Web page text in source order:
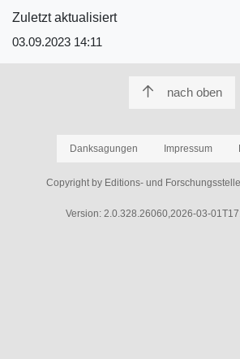
Zuletzt aktualisiert
03.09.2023 14:11
nach oben
Danksagungen Impressum
Copyright by Editions- und
Version: 2.0.328.26060,2026-03-